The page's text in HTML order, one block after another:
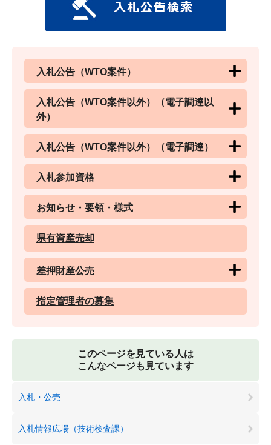
入札公告（WTO案件）
入札公告（WTO案件以外）（電子調達以
外）
入札公告（WTO案件以外）（電子調達）
入札参加資格
お知らせ・要領・様式
県有資産売却
差押財産公売
指定管理者の募集
このページを見ている人は
こんなページも見ています
入札・公売
入札情報広場（技術検査課）